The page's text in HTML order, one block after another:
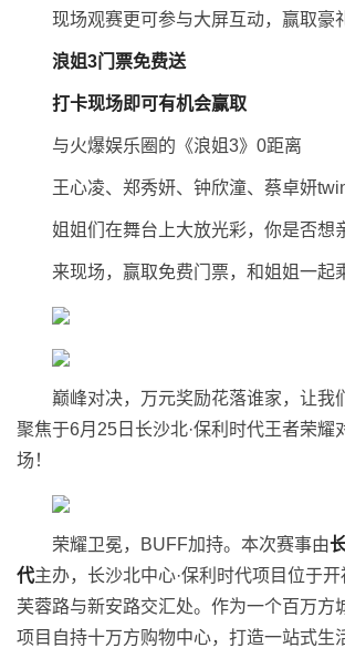
现场观赛更可参与大屏互动，赢取豪
浪姐3门票免费送
打卡现场即可有机会赢取
与火爆娱乐圈的《浪姐3》0距离
王心凌、郑秀妍、钟欣潼、蔡卓妍
姐姐们在舞台上大放光彩，你是否想
来现场，赢取免费门票，和姐姐一起
巅峰对决，万元奖励花落谁家，让我
聚焦于6月25日长沙北·保利时代王者荣耀
场！
荣耀卫冕，BUFF加持。本次赛事由
代主办，长沙北中心·保利时代项目位于开
芙蓉路与新安路交汇处。作为一个百万方
项目自持十万方购物中心，打造一站式生